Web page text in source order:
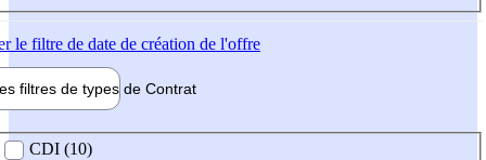
le filtre de date de création de l'offre
filtres de types de Contrat
contrat
CDI (10)